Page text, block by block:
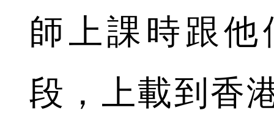
師上課時跟
段，上載到香